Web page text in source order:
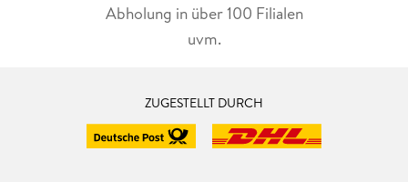
Abholung in über 100 Filialen
uvm.
ZUGESTELLT DURCH